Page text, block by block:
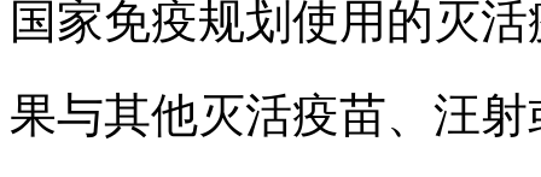
国家免疫规划使用的灭
果与其他灭活疫苗、汪